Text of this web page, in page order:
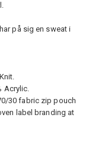
på sig en sweat i
Acrylic.
30 fabric zip pouch
label branding at